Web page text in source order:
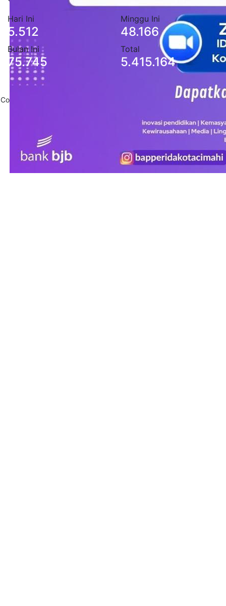
Hari Ini
5.512
Minggu Ini
48.166
Bulan Ini
75.745
Total
5.415.164
Copyright 2020 . All Rights Reserved